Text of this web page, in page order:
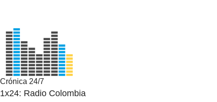
Crónica 24/7
1x24: Radio Colombia